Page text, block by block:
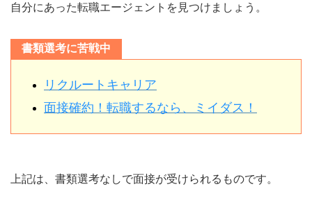
自分にあった転職エージェントを見つけましょう。
書類選考に苦戦中
リクルートキャリア
面接確約！転職するなら、ミイダス！
上記は、書類選考なしで面接が受けられるものです。